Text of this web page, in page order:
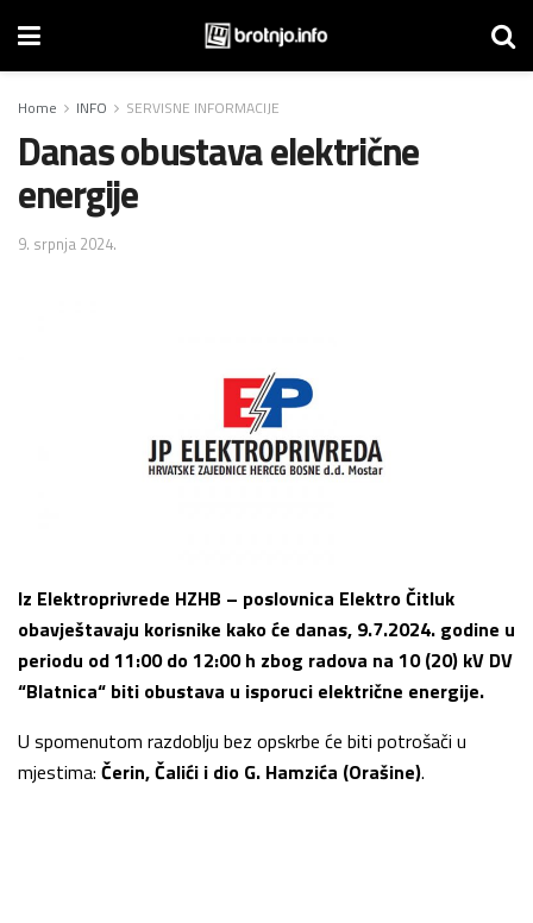
Home INFO SERVISNE INFORMACIJE
Danas obustava električne
energije
9. srpnja 2024.
Iz Elektroprivrede HZHB – poslovnica Elektro Čitluk
obavještavaju korisnike kako će danas, 9.7.2024. godine u
periodu od 11:00 do 12:00 h zbog radova na 10 (20) kV DV
“Blatnica“ biti obustava u isporuci električne energije.
U spomenutom razdoblju bez opskrbe će biti potrošači u
mjestima: Čerin, Čalići i dio G. Hamzića (Orašine).